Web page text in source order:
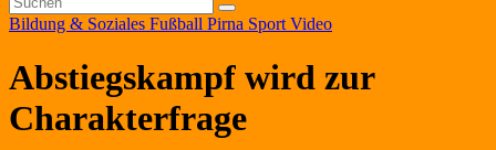
Bildung & Soziales Fußball Pirna Sport Video
Abstiegskampf wird zur
Charakterfrage